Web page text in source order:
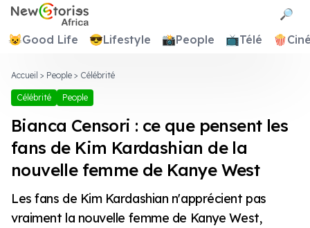
Newstories Africa
🔎
😺Good Life 😎Lifestyle 📸People 📺Télé 🍿
Accueil > People > Célébrité
Célébrité People
Bianca Censori : ce que pensent les
fans de Kim Kardashian de la
nouvelle femme de Kanye West
Les fans de Kim Kardashian n'apprécient pas
vraiment la nouvelle femme de Kanye West,